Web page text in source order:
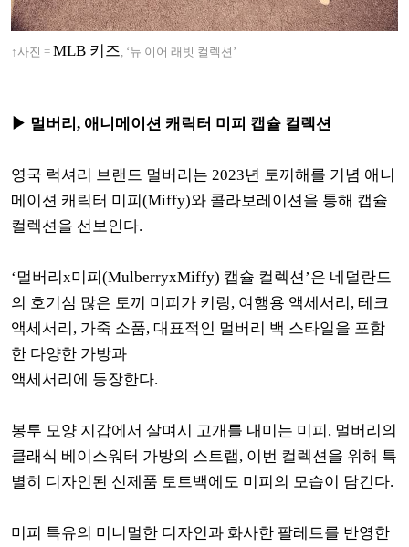
↑사진 = MLB 키즈 , ‘뉴 이어 래빗 컬렉션’
▶ 멀버리, 애니메이션 캐릭터 미피 캡슐 컬렉션
영국 럭셔리 브랜드 멀버리는 2023년 토끼해를 기념 애니
메이션 캐릭터 미피(Miffy)와 콜라보레이션을 통해 캡슐
컬렉션을 선보인다.
‘멀버리x미피(MulberryxMiffy) 캡슐 컬렉션’은 네덜란드
의 호기심 많은 토끼 미피가 키링, 여행용 액세서리, 테크
액세서리, 가죽 소품, 대표적인 멀버리 백 스타일을 포함
한 다양한 가방과
액세서리에 등장한다.
봉투 모양 지갑에서 살며시 고개를 내미는 미피, 멀버리의
클래식 베이스워터 가방의 스트랩, 이번 컬렉션을 위해 특
별히 디자인된 신제품 토트백에도 미피의 모습이 담긴다.
미피 특유의 미니멀한 디자인과 화사한 팔레트를 반영한